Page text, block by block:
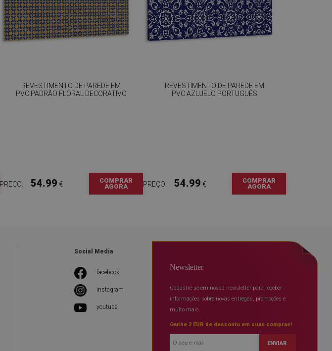
REVESTIMENTO DE PAREDE EM
PVC PADRÃO FLORAL DECORATIVO
PREÇO: 54.99 €
COMPRAR
AGORA
REVESTIMENTO DE PAREDE EM
PVC AZUJELO PORTUGUÊS
PREÇO: 54.99 €
COMPRAR
AGORA
Social Media
facebook
instagram
youtube
Newsletter
Cadastre-se em nossa newsletter para receber
informações sobre novas entregas, promoções e
muito mais.
Ganhe 2 EUR de desconto em suas compras!
ENVIAR